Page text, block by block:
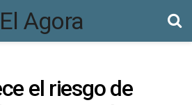
el riesgo de